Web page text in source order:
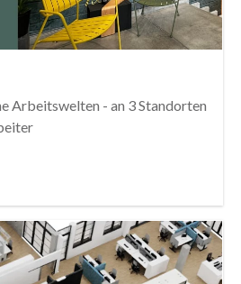
Arbeitswelten - an 3 Standorten